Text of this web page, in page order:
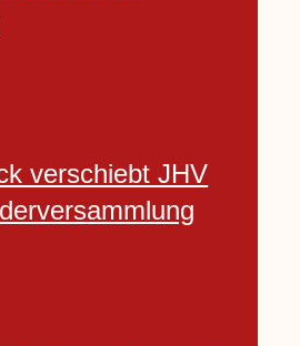
verschiebt JHV